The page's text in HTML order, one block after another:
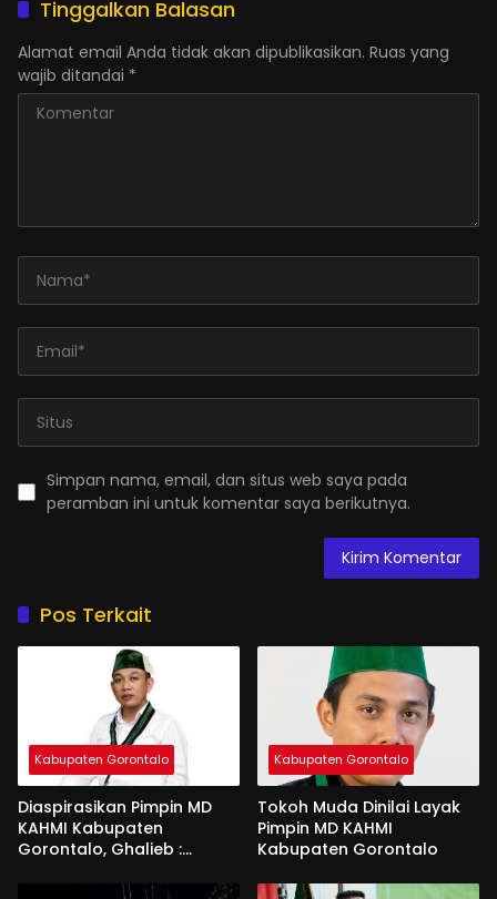
Tinggalkan Balasan
Alamat email Anda tidak akan dipublikasikan. Ruas yang
wajib ditandai *
Simpan nama, email, dan situs web saya pada
peramban ini untuk komentar saya berikutnya.
Pos Terkait
Kabupaten Gorontalo
Diaspirasikan Pimpin MD
KAHMI Kabupaten
Gorontalo, Ghalieb :
Kabupaten Gorontalo
Tokoh Muda Dinilai Layak
Pimpin MD KAHMI
Kabupaten Gorontalo